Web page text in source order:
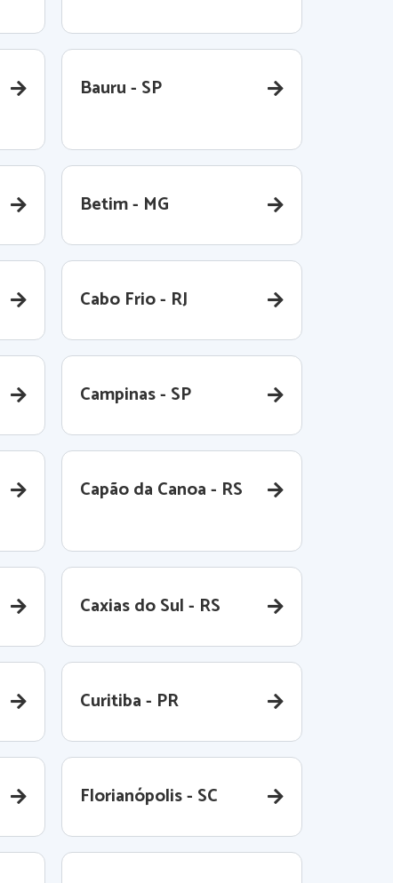
Bauru - SP
Betim - MG
Cabo Frio - RJ
Campinas - SP
Capão da Canoa - RS
Caxias do Sul - RS
Curitiba - PR
Florianópolis - SC